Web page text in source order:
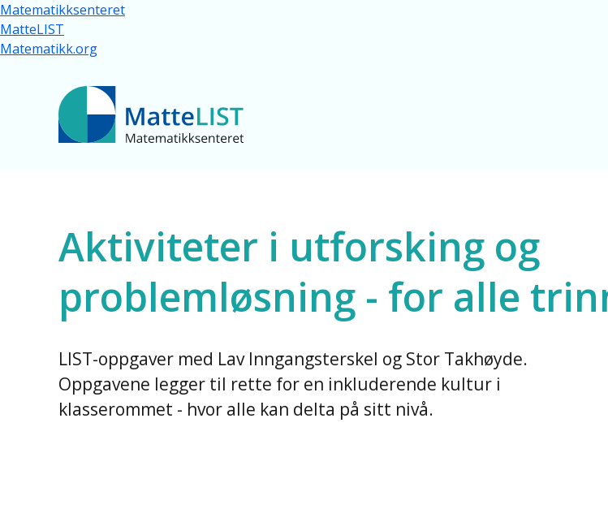
Hopp til hovedinnhold
Matematikksenteret
MatteLIST
Matematikk.org
Ressurser for alle
Aktiviteter i utforsking og
problemløsning - for alle
LIST-oppgaver med Lav Inngangsterskel og Stor Takhøyde.
Oppgavene legger til rette for en inkluderende kultur i
klasserommet - hvor alle kan delta på sitt nivå.